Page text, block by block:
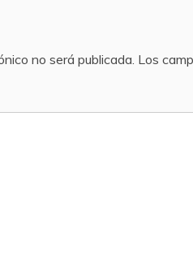
no será publicada. Los